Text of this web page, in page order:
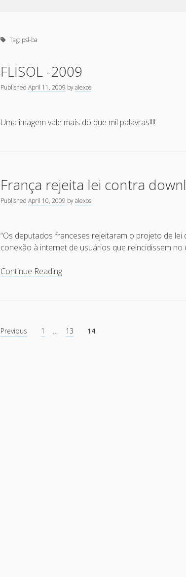
Tag: psl-ba
FLISOL -2009
PublishedApril 11, 2009 byalexos
Uma imagem vale mais do que mil palavras!!!!
França rejeita lei contra
PublishedApril 10, 2009 byalexos
“Os deputados franceses rejeitaram o projeto de
conexão à internet de usuários que reincidissem
Continue ReadingFrança
ilegais
Posts
Previous 1 … 13 14